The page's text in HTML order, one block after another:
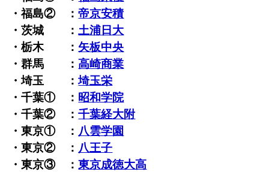
・福島② ：帝京安積
・茨城 ： 土浦日大
・栃木 ： 矢板中央
・群馬 ：高崎商業
・埼玉 ：埼玉栄
・千葉① ： 昭和学院
・千葉② ：千葉経大附
・東京① ： 八雲学園
・東京② ： 八王子
・東京③ ：東京成徳大高